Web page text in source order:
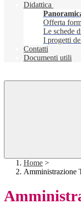
Didattica
Offerta
Le schede
I progetti
Contatti
Documenti utili
Home >
Amministrazione